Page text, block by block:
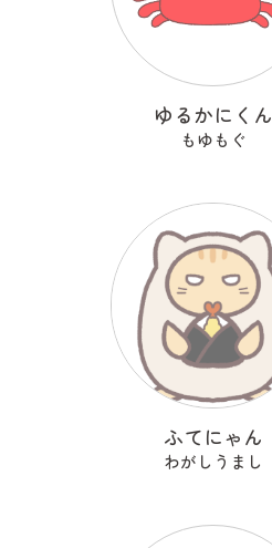
ゆるかにくん
もゆもぐ
ふてにゃん
わがしうまし